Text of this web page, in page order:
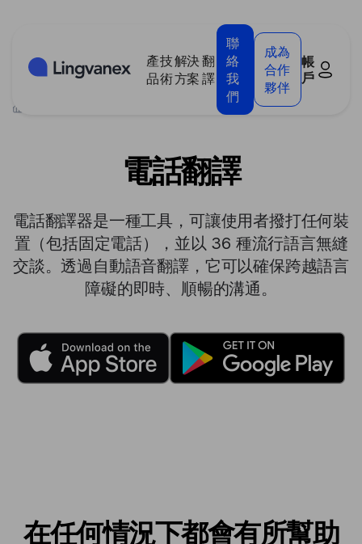
產
品
技
術
解決
方案
翻
譯
聯
絡
我
們
成為
合作
夥伴
帳
戶
電話翻譯
電話翻譯器是一種工具，可讓使用者撥打任何裝
置（包括固定電話），並以 36 種流行語言無縫
交談。透過自動語音翻譯，它可以確保跨越語言
障礙的即時、順暢的溝通。
在任何情況下都會有所幫助